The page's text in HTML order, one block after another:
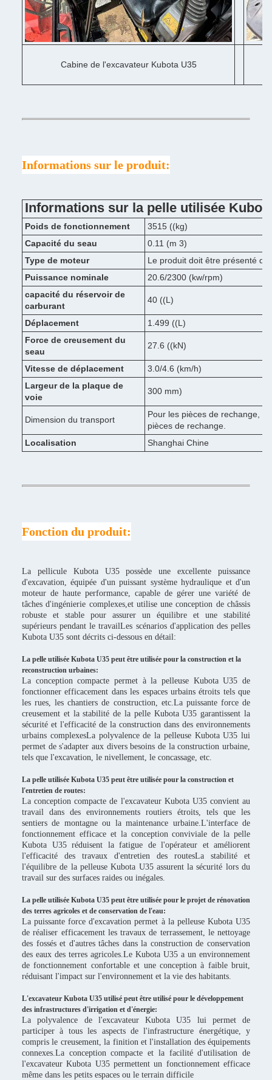
Cabine de l'excavateur Kubota U35
Informations sur le produit:
Informations sur la pelle utilisée
Poids de fonctionnement
3515 ((kg)
Capacité du seau
0.11 (m 3)
Type de moteur
Le produit doit être présenté
Puissance nominale
20.6/2300 (kw/rpm)
capacité du réservoir de
carburant
40 ((L)
Déplacement
1.499 ((L)
Force de creusement du
seau
27.6 ((kN)
Vitesse de déplacement
3.0/4.6 (km/h)
Largeur de la plaque de
voie
300 mm)
Dimension du transport
Pour les pièces de rechange,
pièces de rechange.
Localisation
Shanghai Chine
Fonction du produit:
La pellicule Kubota U35 possède une excellente puissance
d'excavation, équipée d'un puissant système hydraulique et d'un
moteur de haute performance, capable de gérer une variété de
tâches d'ingénierie complexes,et utilise une conception de châssis
robuste et stable pour assurer un équilibre et une stabilité
supérieurs pendant le travailLes scénarios d'application des pelles
Kubota U35 sont décrits ci-dessous en détail:
La pelle utilisée Kubota U35 peut être utilisée pour la construction et la
reconstruction urbaines:
La conception compacte permet à la pelleuse Kubota U35 de
fonctionner efficacement dans les espaces urbains étroits tels que
les rues, les chantiers de construction, etc.La puissante force de
creusement et la stabilité de la pelle Kubota U35 garantissent la
sécurité et l'efficacité de la construction dans des environnements
urbains complexesLa polyvalence de la pelleuse Kubota U35 lui
permet de s'adapter aux divers besoins de la construction urbaine,
tels que l'excavation, le nivellement, le concassage, etc.
La pelle utilisée Kubota U35 peut être utilisée pour la construction et
l'entretien de routes:
La conception compacte de l'excavateur Kubota U35 convient au
travail dans des environnements routiers étroits, tels que les
sentiers de montagne ou la maintenance urbaine.L'interface de
fonctionnement efficace et la conception conviviale de la pelle
Kubota U35 réduisent la fatigue de l'opérateur et améliorent
l'efficacité des travaux d'entretien des routesLa stabilité et
l'équilibre de la pelleuse Kubota U35 assurent la sécurité lors du
travail sur des surfaces raides ou inégales.
La pelle utilisée Kubota U35 peut être utilisée pour le projet de rénovation
des terres agricoles et de conservation de l'eau:
La puissante force d'excavation permet à la pelleuse Kubota U35
de réaliser efficacement les travaux de terrassement, le nettoyage
des fossés et d'autres tâches dans la construction de conservation
des eaux des terres agricoles.Le Kubota U35 a un environnement
de fonctionnement confortable et une conception à faible bruit,
réduisant l'impact sur l'environnement et la vie des habitants.
L'excavateur Kubota U35 utilisé peut être utilisé pour le développement
des infrastructures d'irrigation et d'énergie:
La polyvalence de l'excavateur Kubota U35 lui permet de
participer à tous les aspects de l'infrastructure énergétique, y
compris le creusement, la finition et l'installation des équipements
connexes.La conception compacte et la facilité d'utilisation de
l'excavateur Kubota U35 permettent un fonctionnement efficace
même dans les petits espaces ou le terrain difficile